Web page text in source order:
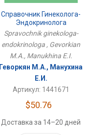
Справочник Гинеколога-
Эндокринолога
Spravochnik ginekologa-
endokrinologa , Gevorkian
M.A., Manukhina E.I.
Геворкян М.А., Манухина
Е.И.
Артикул: 1441671
$50.76
Доставка за 14–20 дней